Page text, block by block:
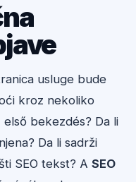
usluge bude
kroz nekoliko
első bekezdés? Da li
Da li sadrži
SEO tekst? A SEO